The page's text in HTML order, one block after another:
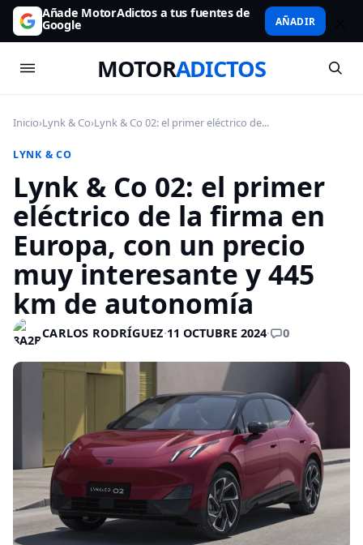
Añade MotorAdictos a tus fuentes de
Google AÑADIR
MOTORADICTOS
Inicio›Lynk & Co›Lynk & Co 02: el primer eléctrico de...
LYNK & CO
Lynk & Co 02: el primer
eléctrico de la firma en
Europa, con un precio
muy interesante y 445
km de autonomía
CARLOS RODRÍGUEZ·11 OCTUBRE 2024· 0